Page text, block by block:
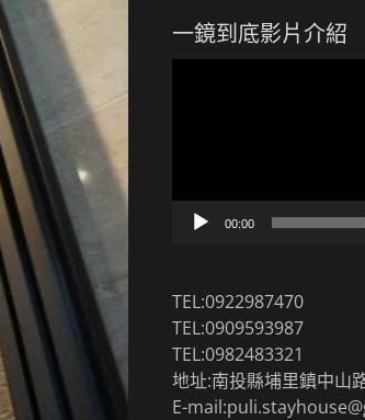
一鏡到底影片介紹
00:00
TEL:0922987470
TEL:0909593987
TEL:0982483321
地址:南投縣埔里鎮中山
E-